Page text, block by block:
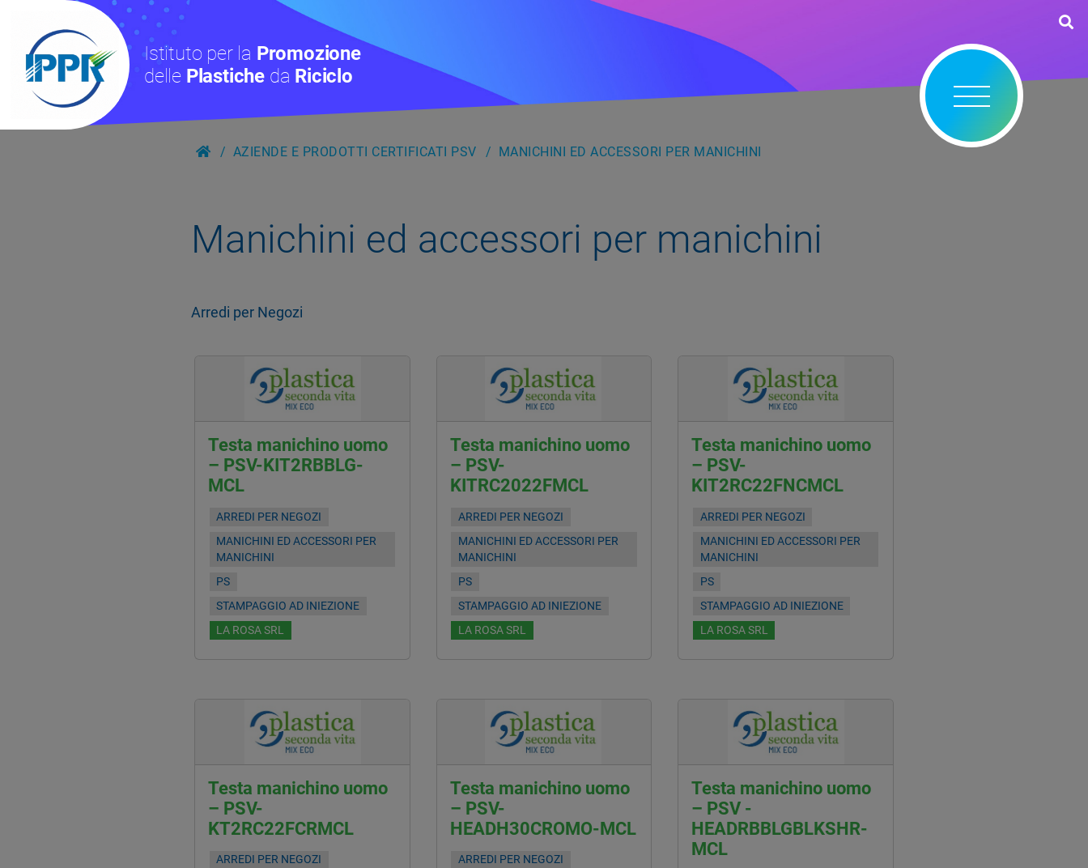
Istituto per la Promozione
delle Plastiche da Riciclo
AZIENDE E PRODOTTI CERTIFICATI PSV MANICHINI ED ACCESSORI PER MANICHINI
Manichini ed accessori per manichini
Arredi per Negozi
Testa manichino uomo
– PSV-KIT2RBBLG-
MCL
ARREDI PER NEGOZI
MANICHINI ED ACCESSORI PER
MANICHINI
PS
STAMPAGGIO AD INIEZIONE
LA ROSA SRL
Testa manichino uomo
– PSV-
KITRC2022FMCL
ARREDI PER NEGOZI
MANICHINI ED ACCESSORI PER
MANICHINI
PS
STAMPAGGIO AD INIEZIONE
LA ROSA SRL
Testa manichino uomo
– PSV-
KIT2RC22FNCMCL
ARREDI PER NEGOZI
MANICHINI ED ACCESSORI PER
MANICHINI
PS
STAMPAGGIO AD INIEZIONE
LA ROSA SRL
Testa manichino uomo
– PSV-
KT2RC22FCRMCL
ARREDI PER NEGOZI
Testa manichino uomo
– PSV-
HEADH30CROMO-MCL
ARREDI PER NEGOZI
Testa manichino uomo
– PSV -
HEADRBBLGBLKSHR-
MCL